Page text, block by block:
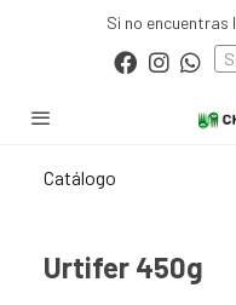
Si no encuentras
Catálogo
Urtifer 450g